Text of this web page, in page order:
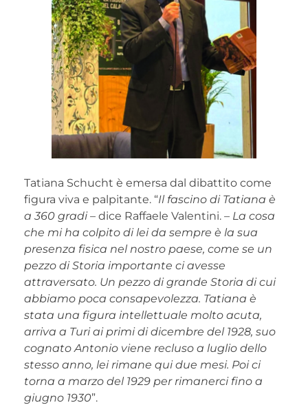
Tatiana Schucht è emersa dal dibattito come
figura viva e palpitante. “Il fascino di Tatiana è
a 360 gradi– dice Raffaele Valentini. – La cosa
che mi ha colpito di lei da sempre è la sua
presenza fisica nel nostro paese, come se un
pezzo di Storia importante ci avesse
attraversato. Un pezzo di grande Storia di cui
abbiamo poca consapevolezza. Tatiana è
stata una figura intellettuale molto acuta,
arriva a Turi ai primi di dicembre del 1928, suo
cognato Antonio viene recluso a luglio dello
stesso anno, lei rimane qui due mesi. Poi ci
torna a marzo del 1929 per rimanerci fino a
giugno 1930”.